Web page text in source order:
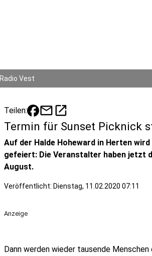
Radio Vest
Teilen: mailopen_in_new
Termin für Sunset Picknick
Auf der Halde Hoheward in Herten
gefeiert: Die Veranstalter haben jetzt
August.
Veröffentlicht: Dienstag, 11.02.2020 07:11
Anzeige
Dann werden wieder tausende